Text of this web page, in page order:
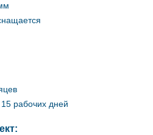
рабочих дней